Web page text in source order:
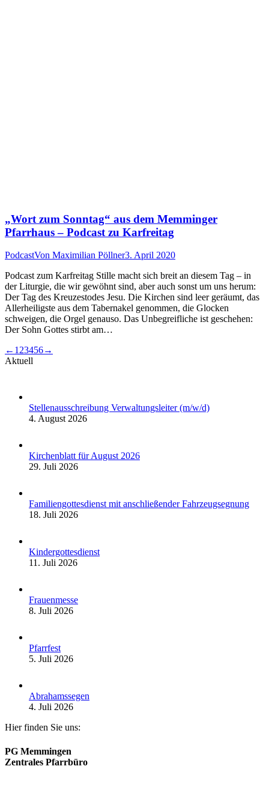
„Wort zum Sonntag“ aus dem Memminger
Pfarrhaus – Podcast zu Karfreitag
PodcastVon Maximilian Pöllner3. April 2020
Podcast zum Karfreitag Stille macht sich breit an diesem Tag – in
der Liturgie, die wir gewöhnt sind, aber auch sonst um uns herum:
Der Tag des Kreuzestodes Jesu. Die Kirchen sind leer geräumt, das
Allerheiligste aus dem Tabernakel genommen, die Glocken
schweigen, die Orgel genauso. Das Unbegreifliche ist geschehen:
Der Sohn Gottes stirbt am…
← 1 23456→
Aktuell
Stellenausschreibung Verwaltungsleiter (m/w/d)
4. August 2026
Kirchenblatt für August 2026
29. Juli 2026
Familiengottesdienst mit anschließender Fahrzeugsegnung
18. Juli 2026
Kindergottesdienst
11. Juli 2026
Frauenmesse
8. Juli 2026
Pfarrfest
5. Juli 2026
Abrahamssegen
4. Juli 2026
Hier finden Sie uns:
PG Memmingen
Zentrales Pfarrbüro